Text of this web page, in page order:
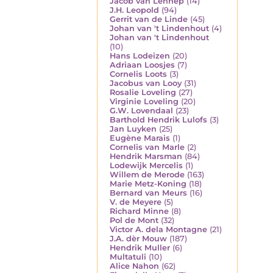
J.H. Leopold (94)
Gerrit van de Linde (45)
Johan van 't Lindenhout (4)
Johan van 't Lindenhout
(10)
Hans Lodeizen (20)
Adriaan Loosjes (7)
Cornelis Loots (3)
Jacobus van Looy (31)
Rosalie Loveling (27)
Virginie Loveling (20)
G.W. Lovendaal (23)
Barthold Hendrik Lulofs (3)
Jan Luyken (25)
Eugène Marais (1)
Cornelis van Marle (2)
Hendrik Marsman (84)
Lodewijk Mercelis (1)
Willem de Merode (163)
Marie Metz-Koning (18)
Bernard van Meurs (16)
V. de Meyere (5)
Richard Minne (8)
Pol de Mont (32)
Victor A. dela Montagne (21)
J.A. dèr Mouw (187)
Hendrik Muller (6)
Multatuli (10)
Alice Nahon (62)